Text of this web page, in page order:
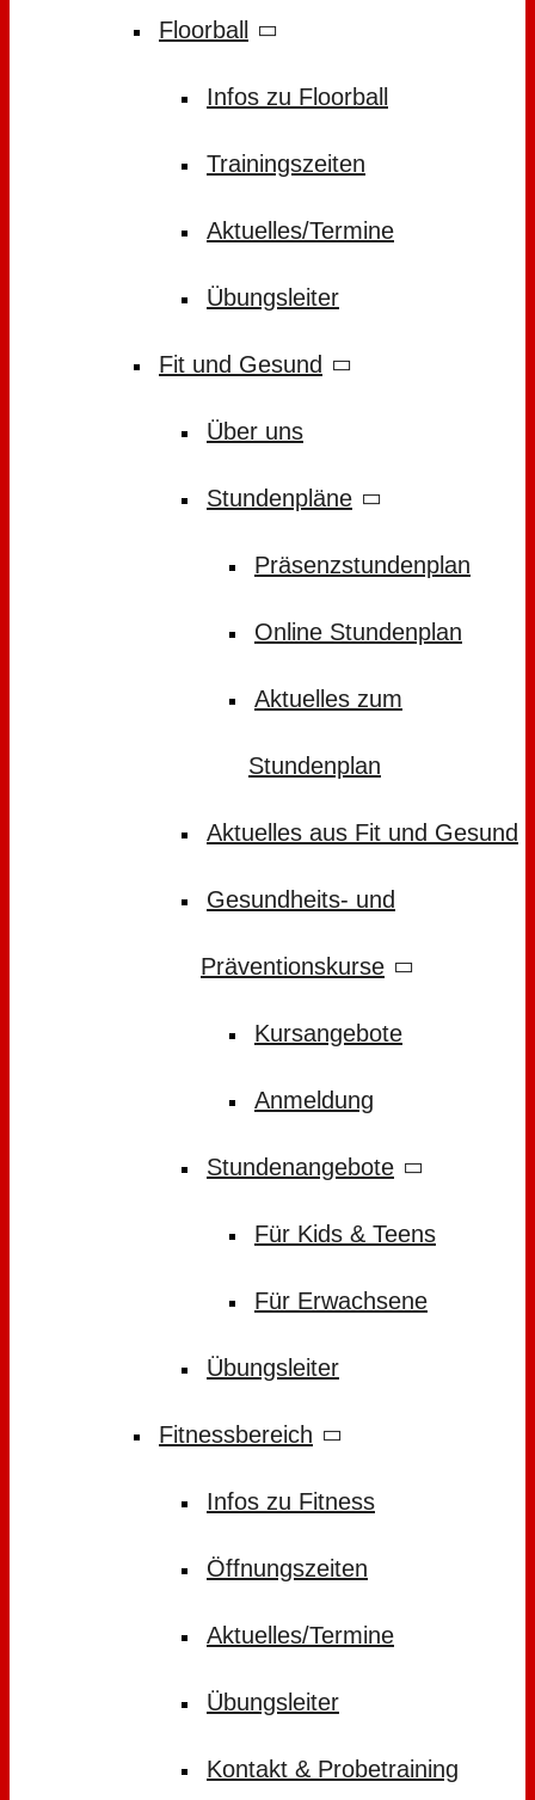
Floorball
Infos zu Floorball
Trainingszeiten
Aktuelles/Termine
Übungsleiter
Fit und Gesund
Über uns
Stundenpläne
Präsenzstundenplan
Online Stundenplan
Aktuelles zum
Stundenplan
Aktuelles aus Fit und Gesund
Gesundheits- und
Präventionskurse
Kursangebote
Anmeldung
Stundenangebote
Für Kids & Teens
Für Erwachsene
Übungsleiter
Fitnessbereich
Infos zu Fitness
Öffnungszeiten
Aktuelles/Termine
Übungsleiter
Kontakt & Probetraining